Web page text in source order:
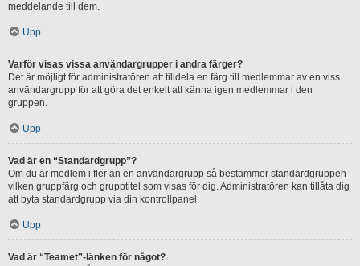
meddelande till dem.
Upp
Varför visas vissa användargrupper i andra färger?
Det är möjligt för administratören att tilldela en färg till medlemmar av en viss
användargrupp för att göra det enkelt att känna igen medlemmar i den
gruppen.
Upp
Vad är en “Standardgrupp”?
Om du är medlem i fler än en användargrupp så bestämmer standardgruppen
vilken gruppfärg och grupptitel som visas för dig. Administratören kan tillåta dig
att byta standardgrupp via din kontrollpanel.
Upp
Vad är “Teamet”-länken för något?